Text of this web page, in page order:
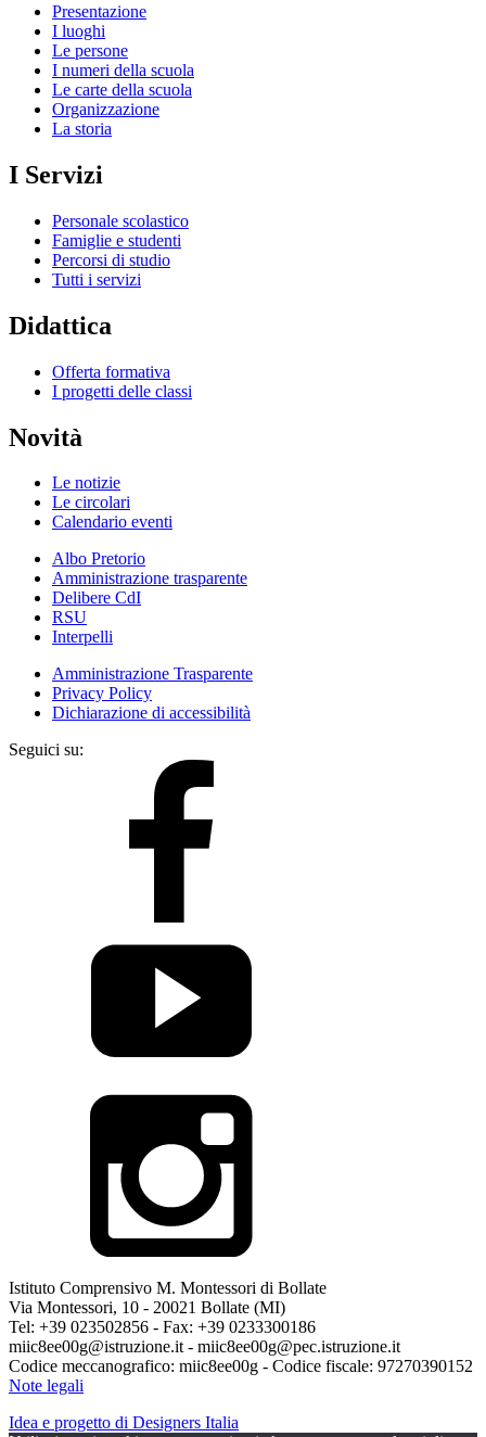
Presentazione
I luoghi
Le persone
I numeri della scuola
Le carte della scuola
Organizzazione
La storia
I Servizi
Personale scolastico
Famiglie e studenti
Percorsi di studio
Tutti i servizi
Didattica
Offerta formativa
I progetti delle classi
Novità
Le notizie
Le circolari
Calendario eventi
Albo Pretorio
Amministrazione trasparente
Delibere CdI
RSU
Interpelli
Amministrazione Trasparente
Privacy Policy
Dichiarazione di accessibilità
Seguici su:
Istituto Comprensivo M. Montessori di Bollate
Via Montessori, 10 - 20021 Bollate (MI)
Tel: +39 023502856 - Fax: +39 0233300186
miic8ee00g@istruzione.it - miic8ee00g@pec.istruzione.it
Codice meccanografico: miic8ee00g - Codice fiscale: 97270390152
Note legali
Idea e progetto di Designers Italia